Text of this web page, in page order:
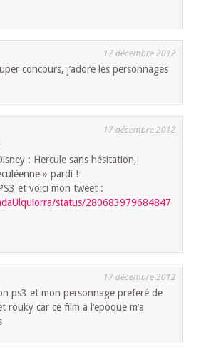
17 décembre 2012
concours, j’adore les personnages
17 décembre 2012
: Hercule sans hésitation,
» pardi !
et voici mon tweet :
status/280683979684847
17 décembre 2012
ps3 et mon personnage preferé de
car ce film a l’epoque m’a